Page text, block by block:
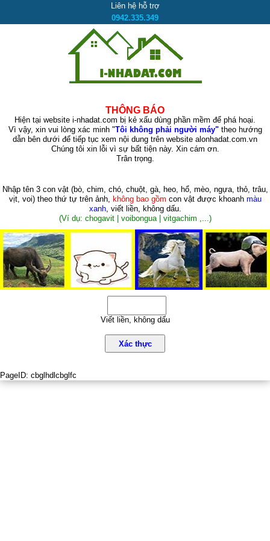
Liên hệ hỗ trợ
0942.335.349
THÔNG BÁO
Hiện tại website i-nhadat.com bị kẻ xấu dùng phần mềm để phá hoại.
Vì vậy, xin vui lòng xác minh "Tôi không phải người máy"theo hướng
dẫn bên dưới để tiếp tục xem nội dung trên website alonhadat.com.vn
Chúng tôi xin lỗi vì sự bất tiện này. Xin cám ơn.
Trân trọng.
Nhập tên 3 con vật (bò, chim, chó, chuột, gà, heo, hổ, mèo, ngựa, thỏ, trâu,
vịt, voi)theo thứ tự trên ảnh, không bao gồm con vật được khoanh màu
xanh, viết liền, không dấu.
(Ví dụ: chogavit | voibongua | vitgachim ,...)
Viết liền, không dấu
Xác thực
PageID: cbglhdlcbglfc